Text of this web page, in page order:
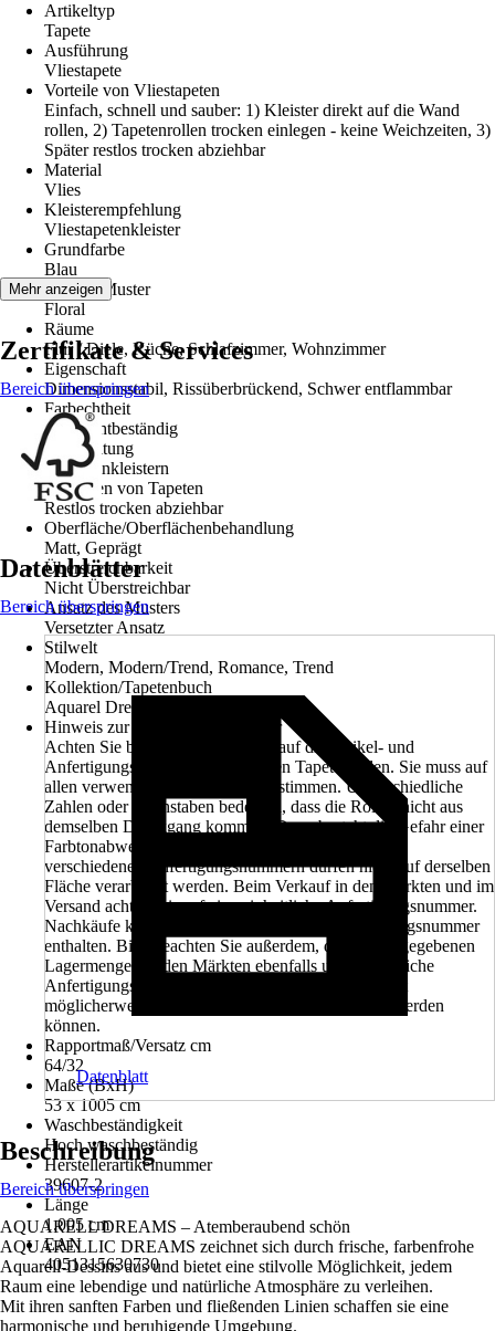
Artikeltyp
Tapete
Ausführung
Vliestapete
Vorteile von Vliestapeten
Einfach, schnell und sauber: 1) Kleister direkt auf die Wand
rollen, 2) Tapetenrollen trocken einlegen - keine Weichzeiten, 3)
Später restlos trocken abziehbar
Material
Vlies
Kleisterempfehlung
Vliestapetenkleister
Grundfarbe
Blau
Dekor / Muster
Floral
Räume
Flur / Diele, Küche, Schlafzimmer, Wohnzimmer
Eigenschaft
Dimensionsstabil, Rissüberbrückend, Schwer entflammbar
Farbechtheit
Gut Lichtbeständig
Verarbeitung
Wand einkleistern
Entfernen von Tapeten
Restlos trocken abziehbar
Oberfläche/Oberflächenbehandlung
Matt, Geprägt
Überstreichbarkeit
Nicht Überstreichbar
Ansatz des Musters
Versetzter Ansatz
Stilwelt
Modern, Modern/Trend, Romance, Trend
Kollektion/Tapetenbuch
Aquarel Dreams
Hinweis zur Anfertigungsnummer
Achten Sie beim Kauf unbedingt auf die Artikel- und
Anfertigungsnummer der einzelnen Tapetenrollen. Sie muss auf
allen verwendeten Rollen übereinstimmen. Unterschiedliche
Zahlen oder Buchstaben bedeuten, dass die Rollen nicht aus
demselben Druckgang kommen. Dann besteht die Gefahr einer
Farbtonabweichung. Tapetenbahnen aus Rollen mit
verschiedenen Anfertigungsnummern dürfen nicht auf derselben
Fläche verarbeitet werden. Beim Verkauf in den Märkten und im
Versand achten wir auf eine einheitliche Anfertigungsnummer.
Nachkäufe können eine unterschiedliche Anfertigungsnummer
enthalten. Bitte beachten Sie außerdem, dass die angegebenen
Lagermengen in den Märkten ebenfalls unterschiedliche
Anfertigungsnummern beinhalten können und somit
möglicherweise nicht in einem Projekt verarbeitet werden
können.
Rapportmaß/Versatz cm
64/32
Maße (BxH)
53 x 1005 cm
Waschbeständigkeit
Hoch waschbeständig
Herstellerartikelnummer
39607-2
Länge
1.005 cm
EAN
4051315630730
Mehr anzeigen
Zertifikate & Services
Bereich überspringen
Datenblätter
Bereich überspringen
Datenblatt
Beschreibung
Bereich überspringen
AQUARELL DREAMS – Atemberaubend schön
AQUARELLIC DREAMS zeichnet sich durch frische, farbenfrohe
Aquarell-Dessins aus und bietet eine stilvolle Möglichkeit, jedem
Raum eine lebendige und natürliche Atmosphäre zu verleihen.
Mit ihren sanften Farben und fließenden Linien schaffen sie eine
harmonische und beruhigende Umgebung.